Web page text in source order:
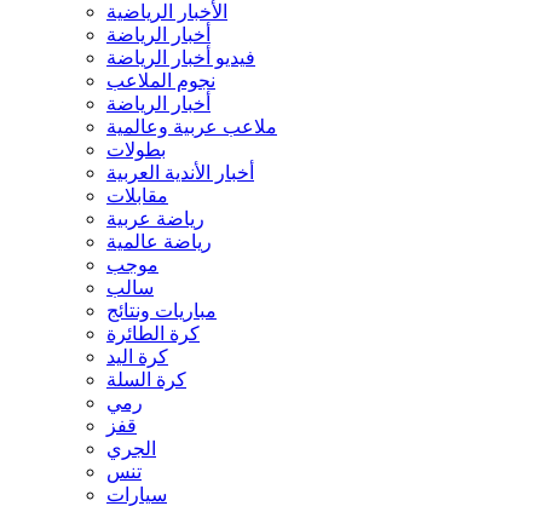
الأخبار الرياضية
أخبار الرياضة
فيديو أخبار الرياضة
نجوم الملاعب
أخبار الرياضة
ملاعب عربية وعالمية
بطولات
أخبار الأندية العربية
مقابلات
رياضة عربية
رياضة عالمية
موجب
سالب
مباريات ونتائج
كرة الطائرة
كرة اليد
كرة السلة
رمي
قفز
الجري
تنس
سيارات